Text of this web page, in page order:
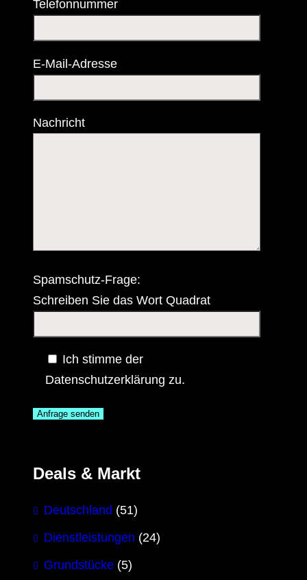
Telefonnummer
E-Mail-Adresse
Nachricht
Spamschutz-Frage:
Schreiben Sie das Wort Quadrat
Ich stimme der
Datenschutzerklärung zu.
Deals & Markt
Deutschland (51)
Dienstleistungen (24)
Grundstücke (5)